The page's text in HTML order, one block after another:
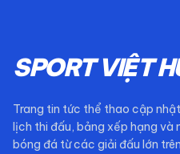
SPORT VIỆT
Trang tin tức thể thao cập
lịch thi đấu, bảng xếp hạng và
bóng đá từ các giải đấu lớn